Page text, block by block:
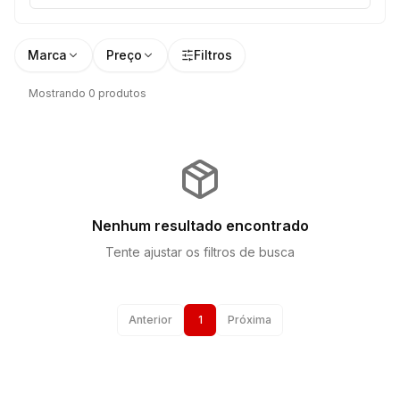
Marca Preço Filtros
Mostrando 0 produtos
Nenhum resultado encontrado
Tente ajustar os filtros de busca
Anterior 1 Próxima